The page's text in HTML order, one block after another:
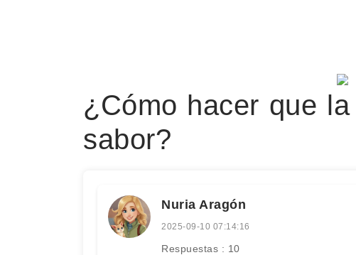
¿Cómo hacer que
sabor?
Nuria Aragón
2025-09-10 07:14:16
Respuestas : 10